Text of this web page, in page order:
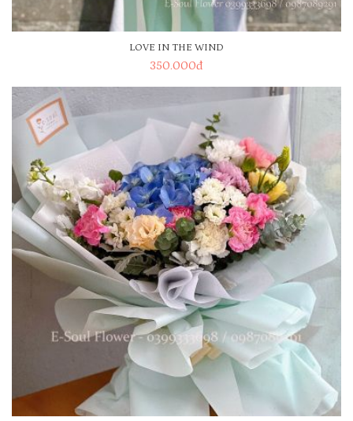
LOVE IN THE WIND
350.000đ